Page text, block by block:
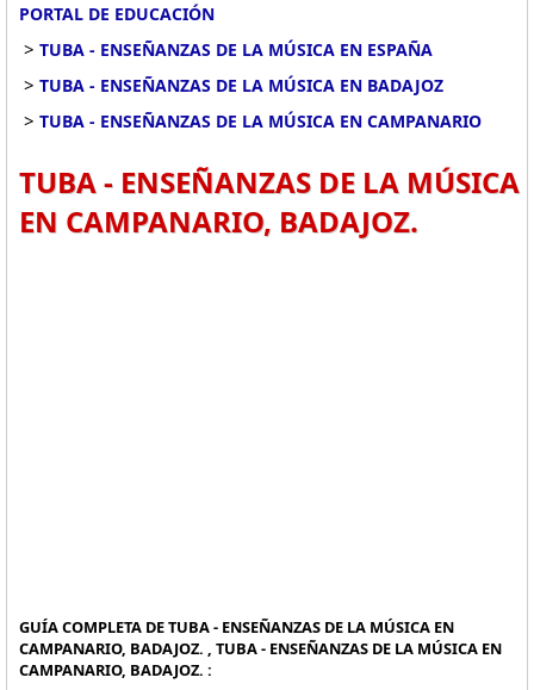
PORTAL DE EDUCACIÓN
> TUBA - ENSEÑANZAS DE LA MÚSICA EN ESPAÑA
> TUBA - ENSEÑANZAS DE LA MÚSICA EN BADAJOZ
> TUBA - ENSEÑANZAS DE LA MÚSICA EN CAMPANARIO
TUBA - ENSEÑANZAS DE LA MÚSICA
EN CAMPANARIO, BADAJOZ.
GUÍA COMPLETA DE TUBA - ENSEÑANZAS DE LA MÚSICA EN
CAMPANARIO, BADAJOZ. , TUBA - ENSEÑANZAS DE LA MÚSICA EN
CAMPANARIO, BADAJOZ. :